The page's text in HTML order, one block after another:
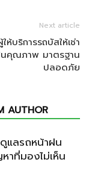
Next article
ห้บริการรถบัสให้เช่า
นคุณภาพ มาตรฐาน
ปลอดภัย
AUTHOR
แลรถหน้าฝน
ที่มองไม่เห็น